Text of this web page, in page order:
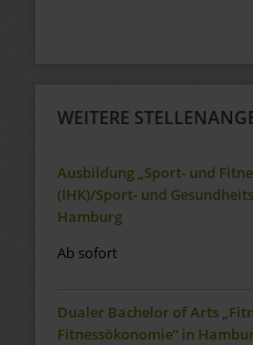
WEITERE
Ausbildung „Sport- und
(IHK)/Sport- und
Hamburg
Ab sofort
Dualer Bachelor of Arts
Fitnessökonomie“ in